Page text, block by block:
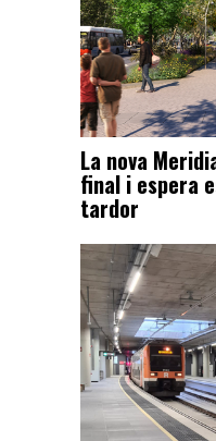
La nova
final i espera
tardor